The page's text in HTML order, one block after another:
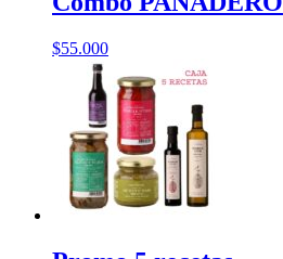
$55.000